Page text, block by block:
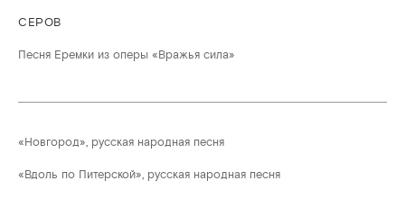
СЕРОВ
Песня Еремки из оперы «Вражья сила»
«Новгород», русская народная песня
«Вдоль по Питерской», русская народная песня